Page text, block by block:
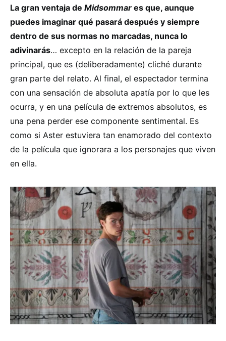
La gran ventaja de Midsommar es que, aunque
puedes imaginar qué pasará después y siempre
dentro de sus normas no marcadas, nunca lo
adivinarás… excepto en la relación de la pareja
principal, que es (deliberadamente) cliché durante
gran parte del relato. Al final, el espectador termina
con una sensación de absoluta apatía por lo que les
ocurra, y en una película de extremos absolutos, es
una pena perder ese componente sentimental. Es
como si Aster estuviera tan enamorado del contexto
de la película que ignorara a los personajes que viven
en ella.